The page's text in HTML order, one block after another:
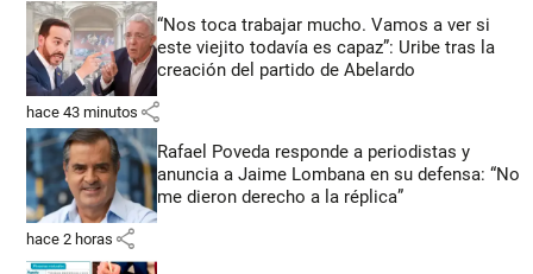
“Nos toca trabajar mucho. Vamos a ver si
este viejito todavía es capaz”: Uribe tras la
creación del partido de Abelardo
hace 43 minutos share
Rafael Poveda responde a periodistas y
anuncia a Jaime Lombana en su defensa: “No
me dieron derecho a la réplica”
hace 2 horas share